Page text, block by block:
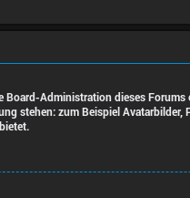
Administration dieses
stehen: zum Beispiel